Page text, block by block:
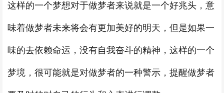
这样的一个梦想对于做梦者来说就是一个好兆头，意
味着做梦者未来将会有更加美好的明天，但是如果一
味的去依赖命运，没有自我奋斗的精神，这样的一个
梦境，很可能就是对做梦者的一种警示，提醒做梦者